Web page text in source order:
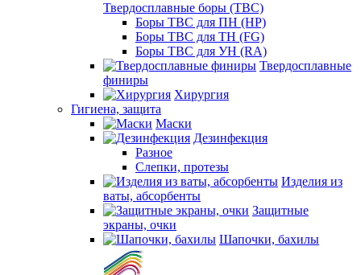
Твердосплавные боры (ТВС)
Боры ТВС для ПН (HP)
Боры ТВС для ТН (FG)
Боры ТВС для УН (RA)
Твердосплавные
финиры
Хирургия
Гигиена, защита
Маски
Дезинфекция
Разное
Слепки, протезы
Изделия из
ваты, абсорбенты
Защитные
экраны, очки
Шапочки, бахилы